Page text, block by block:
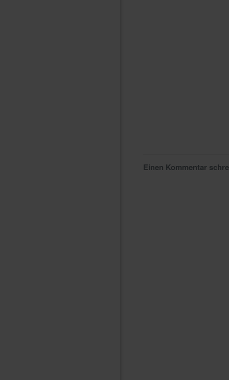
Einen Kommentar